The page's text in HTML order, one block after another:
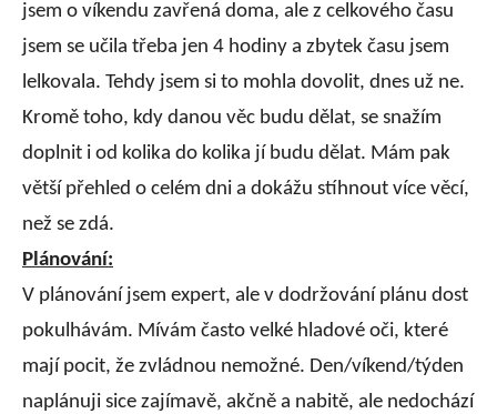
jsem o víkendu zavřená doma, ale z celkového času
jsem se učila třeba jen 4 hodiny a zbytek času jsem
lelkovala. Tehdy jsem si to mohla dovolit, dnes už ne.
Kromě toho, kdy danou věc budu dělat, se snažím
doplnit i od kolika do kolika jí budu dělat. Mám pak
větší přehled o celém dni a dokážu stíhnout více věcí,
než se zdá.
Plánování:
V plánování jsem expert, ale v dodržování plánu dost
pokulhávám. Mívám často velké hladové oči, které
mají pocit, že zvládnou nemožné. Den/víkend/týden
naplánuji sice zajímavě, akčně a nabitě, ale nedochází